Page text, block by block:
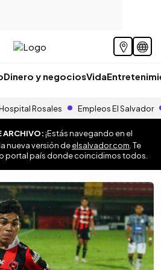
Dinero y negociosVida
Rosales Empleos El Salvador
ARCHIVO:¡Estás navegando en el
nueva versión deelsalvador.com . Te
portal país donde coincidimos todos.